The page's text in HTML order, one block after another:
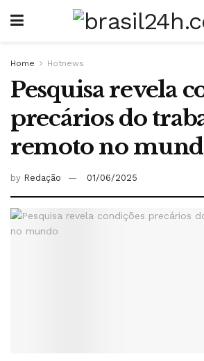
Home Hotnews
Pesquisa revela
precários do
remoto no
by Redação 01/06/2025